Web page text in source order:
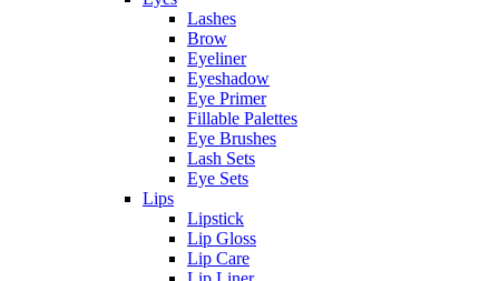
Lashes
Brow
Eyeliner
Eyeshadow
Eye Primer
Fillable Palettes
Eye Brushes
Lash Sets
Eye Sets
Lips
Lipstick
Lip Gloss
Lip Care